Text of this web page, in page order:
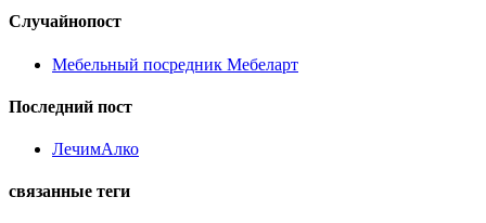
Случайнопост
Мебельный посредник Мебеларт
Последний пост
ЛечимАлко
связанные теги